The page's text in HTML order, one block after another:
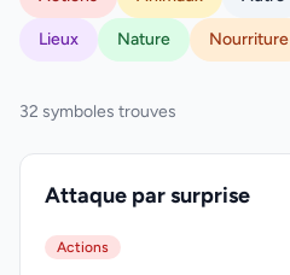
Lieux Nature Nourriture
32 symboles trouves
Attaque par surprise
Actions